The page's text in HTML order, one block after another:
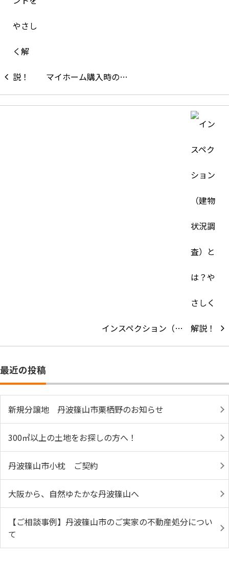
マイホーム購入時の…
インスペクション（…
最近の投稿
新規分譲地 丹波篠山市栗栖野のお知らせ
300㎡以上の土地をお探しの方へ！
丹波篠山市小枕 ご契約
大阪から、自然ゆたかな丹波篠山へ
【ご相談事例】丹波篠山市のご実家の不動産処分につい
て